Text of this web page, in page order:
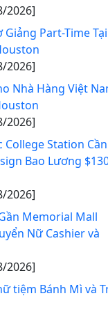
2026]
Giảng Part-Time
2026]
Nhà Hàng Việt
2026]
College Station Cần
Bao Lương
2026]
Memorial Mall
Nữ Cashier và
2026]
tiệm Bánh Mì và